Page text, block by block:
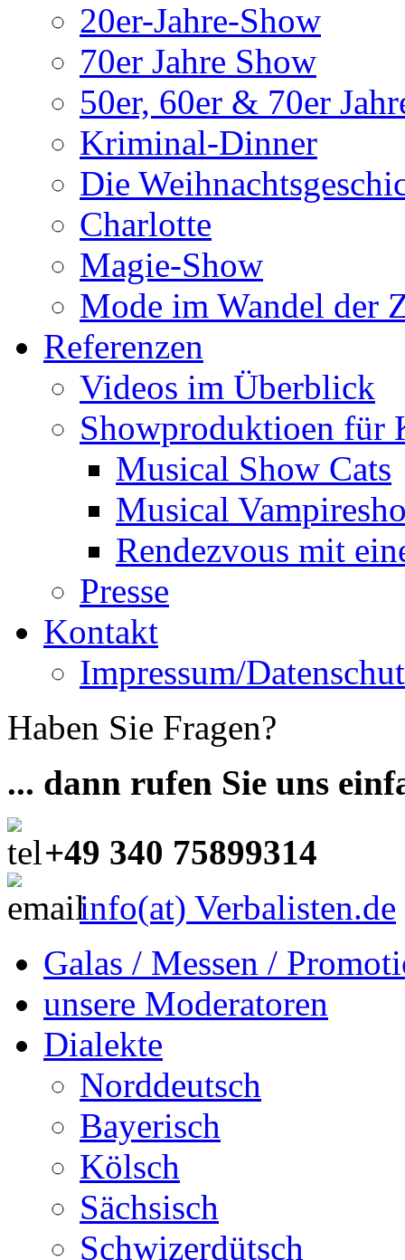
20er-Jahre-Show
70er Jahre Show
50er, 60er & 70er
Kriminal-Dinner
Die
Charlotte
Magie-Show
Mode im Wandel der
Referenzen
Videos im Überblick
Showproduktioen für
Musical Show Cats
Musical
Rendezvous mit
Presse
Kontakt
Impressum/
Haben Sie Fragen?
... dann rufen Sie uns
+49 340 75899314
info(at) Verbalisten.de
Galas / Messen /
unsere Moderatoren
Dialekte
Norddeutsch
Bayerisch
Kölsch
Sächsisch
Schwizerdütsch